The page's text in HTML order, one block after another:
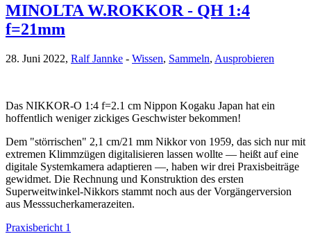
MINOLTA W.ROKKOR - QH 1:4
f=21mm
28. Juni 2022, Ralf Jannke - Wissen, Sammeln, Ausprobieren
Das NIKKOR-O 1:4 f=2.1 cm Nippon Kogaku Japan hat ein
hoffentlich weniger zickiges Geschwister bekommen!
Dem "störrischen" 2,1 cm/21 mm Nikkor von 1959, das sich nur mit
extremen Klimmzügen digitalisieren lassen wollte — heißt auf eine
digitale Systemkamera adaptieren —, haben wir drei Praxisbeiträge
gewidmet. Die Rechnung und Konstruktion des ersten
Superweitwinkel-Nikkors stammt noch aus der Vorgängerversion
aus Messsucherkamerazeiten.
Praxisbericht 1